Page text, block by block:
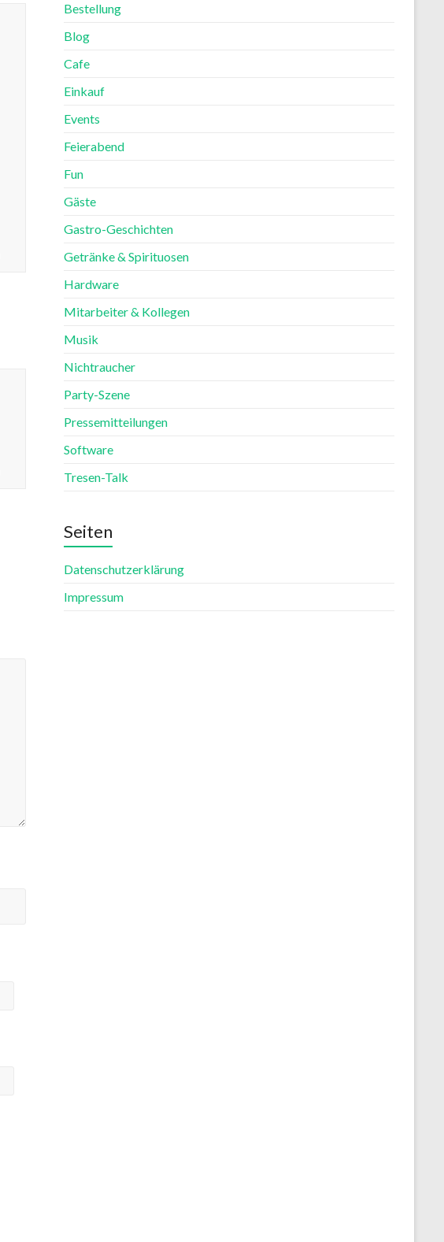
Bestellung
Blog
Cafe
Einkauf
Events
Feierabend
Fun
Gäste
Gastro-Geschichten
Getränke & Spirituosen
Hardware
Mitarbeiter & Kollegen
Musik
Nichtraucher
Party-Szene
Pressemitteilungen
Software
Tresen-Talk
Seiten
Datenschutzerklärung
Impressum